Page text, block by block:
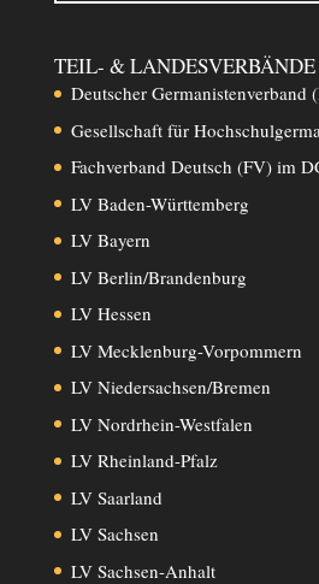
TEIL- & LANDESVERBÄNDE
Deutscher Germanistenverband
Gesellschaft für
Fachverband Deutsch (FV) im
LV Baden-Württemberg
LV Bayern
LV Berlin/Brandenburg
LV Hessen
LV Mecklenburg-Vorpommern
LV Niedersachsen/Bremen
LV Nordrhein-Westfalen
LV Rheinland-Pfalz
LV Saarland
LV Sachsen
LV Sachsen-Anhalt